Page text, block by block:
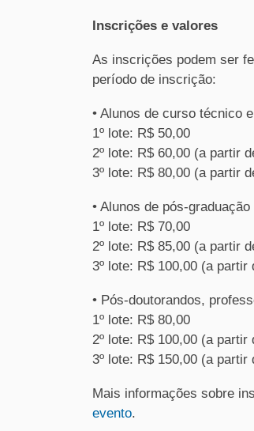
Inscrições e valores
As inscrições podem ser
período de inscrição:
• Alunos de curso técnico
1º lote: R$ 50,00
2º lote: R$ 60,00 (a partir
3º lote: R$ 80,00 (a partir
• Alunos de pós-graduação
1º lote: R$ 70,00
2º lote: R$ 85,00 (a partir
3º lote: R$ 100,00 (a partir
• Pós-doutorandos,
1º lote: R$ 80,00
2º lote: R$ 100,00 (a partir
3º lote: R$ 150,00 (a partir
Mais informações sobre
evento.